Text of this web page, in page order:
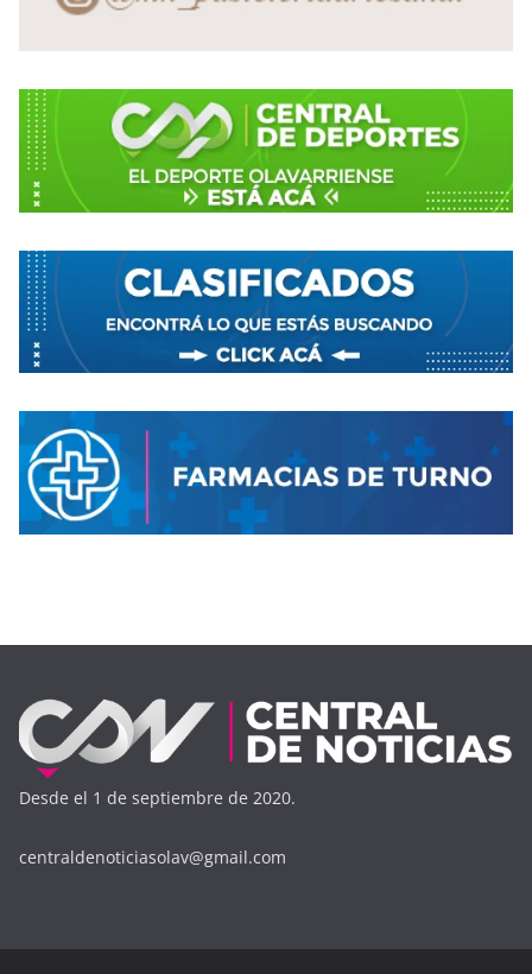
Desde el 1 de septiembre de 2020.
centraldenoticiasolav@gmail.com